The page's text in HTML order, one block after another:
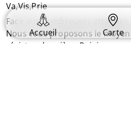
Accueil Carte
Va,Vis,Prie
Face aux nombreuses
Nous vous proposons le
résister : la prière. Rejoignez